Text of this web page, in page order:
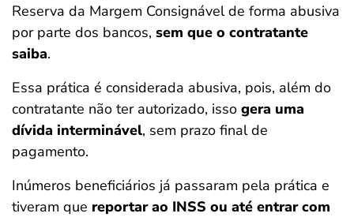
Reserva da Margem Consignável de forma abusiva
por parte dos bancos, sem que o contratante
saiba.
Essa prática é considerada abusiva, pois, além do
contratante não ter autorizado, isso gera uma
dívida interminável, sem prazo final de
pagamento.
Inúmeros beneficiários já passaram pela prática e
tiveram que reportar ao INSS ou até entrar com